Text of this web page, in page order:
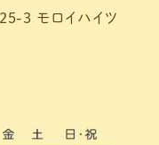
3 モロイハイツ